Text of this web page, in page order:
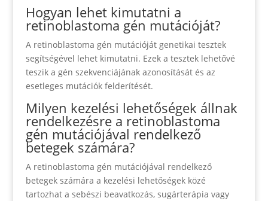
Hogyan lehet kimutatni a
retinoblastoma gén mutációját?
A retinoblastoma gén mutációját genetikai tesztek
segítségével lehet kimutatni. Ezek a tesztek lehetővé
teszik a gén szekvenciájának azonosítását és az
esetleges mutációk felderítését.
Milyen kezelési lehetőségek állnak
rendelkezésre a retinoblastoma
gén mutációjával rendelkező
betegek számára?
A retinoblastoma gén mutációjával rendelkező
betegek számára a kezelési lehetőségek közé
tartozhat a sebészi beavatkozás, sugárterápia vagy